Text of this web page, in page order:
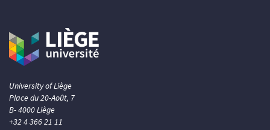
University of Liège
Place du 20-Août, 7
B- 4000 Liège
+32 4 366 21 11